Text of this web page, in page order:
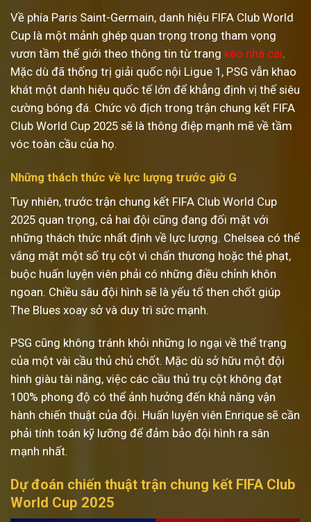
Về phía Paris Saint-Germain, danh hiệu FIFA Club World
Cup là một mảnh ghép quan trọng trong tham vọng
vươn tầm thế giới theo thông tin từ trang kèo nhà cái.
Mặc dù đã thống trị giải quốc nội Ligue 1, PSG vẫn khao
khát một danh hiệu quốc tế lớn để khẳng định vị thế siêu
cường bóng đá. Chức vô địch trong trận chung kết FIFA
Club World Cup 2025 sẽ là thông điệp mạnh mẽ về tầm
vóc toàn cầu của họ.
Những thách thức về lực lượng trước giờ G
Tuy nhiên, trước trận chung kết FIFA Club World Cup
2025 quan trọng, cả hai đội cũng đang đối mặt với
những thách thức nhất định về lực lượng. Chelsea có thể
vắng mặt một số trụ cột vì chấn thương hoặc thẻ phạt,
buộc huấn luyện viên phải có những điều chỉnh khôn
ngoan. Chiều sâu đội hình sẽ là yếu tố then chốt giúp
The Blues xoay sở và duy trì sức mạnh.
PSG cũng không tránh khỏi những lo ngại về thể trạng
của một vài cầu thủ chủ chốt. Mặc dù sở hữu một đội
hình giàu tài năng, việc các cầu thủ trụ cột không đạt
100% phong độ có thể ảnh hưởng đến khả năng vận
hành chiến thuật của đội. Huấn luyện viên Enrique sẽ cần
phải tính toán kỹ lưỡng để đảm bảo đội hình ra sân
mạnh nhất.
Dự đoán chiến thuật trận chung kết FIFA Club
World Cup 2025